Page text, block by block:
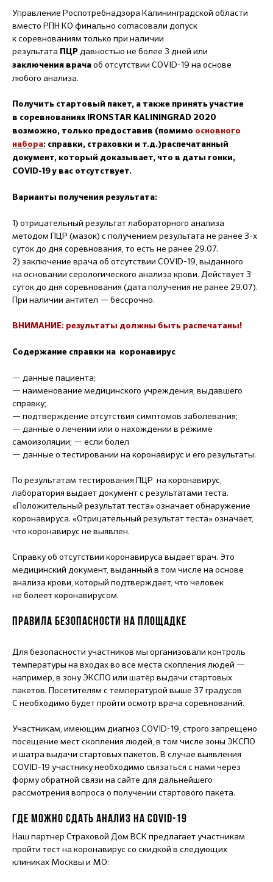
Управление Роспотребнадзора Калининградской области
вместо РПН КО финально согласовали допуск
к соревнованиям только при наличии
результата ПЦ Р давностью не более 3 дней или
заключения врача об отсутствии COVID-19 на основе
любого анализа.
Получить стартовый пакет, а также принять участие
в соревнованиях IRONSTAR KALININGRAD 2020
возможно, только предоставив (помимо основного
набора: справки, страховки и т.д.)распечатанный
документ, который доказывает, что в даты гонки,
COVID-19 у вас отсутствует.
Варианты получения результата:
1) отрицательный результат лабораторного анализа
методом ПЦР (мазок) с получением результата не ранее 3-х
суток до дня соревнования, то есть не ранее 29.07.
2) заключение врача об отсутствии COVID-19, выданного
на основании серологического анализа крови. Действует 3
суток до дня соревнования (дата получения не ранее 29.07).
При наличии антител — бессрочно.
ВНИМАНИЕ: результаты должны быть распечатаны!
Содержание справки на коронавирус
— данные пациента;
— наименование медицинского учреждения, выдавшего
справку;
— подтверждение отсутствия симптомов заболевания;
— данные о лечении или о нахождении в режиме
самоизоляции; — если болел
— данные о тестировании на коронавирус и его результаты.
По результатам тестирования ПЦР на коронавирус,
лаборатория выдает документ с результатами теста.
«Положительный результат теста» означает обнаружение
коронавируса. «Отрицательный результат теста» означает,
что коронавирус не выявлен.
Справку об отсутствии коронавируса выдает врач. Это
медицинский документ, выданный в том числе на основе
анализа крови, который подтверждает, что человек
не болеет коронавирусом.
ПРАВИЛА БЕЗОПАСНОСТИ НА ПЛОЩАДКЕ
Для безопасности участников мы организовали контроль
температуры на входах во все места скопления людей —
например, в зону ЭКСПО или шатёр выдачи стартовых
пакетов. Посетителям с температурой выше 37 градусов
С необходимо будет пройти осмотр врача соревнований.
Участникам, имеющим диагноз COVID-19, строго запрещено
посещение мест скопления людей, в том числе зоны ЭКСПО
и шатра выдачи стартовых пакетов. В случае выявления
COVID-19 участнику необходимо связаться с нами через
форму обратной связи на сайте для дальнейшего
рассмотрения вопроса о получении стартового пакета.
ГДЕ МОЖНО СДАТЬ АНАЛИЗ НА COVID-19
Наш партнер Страховой Дом ВСК предлагает участникам
пройти тест на коронавирус со скидкой в следующих
клиниках Москвы и МО: